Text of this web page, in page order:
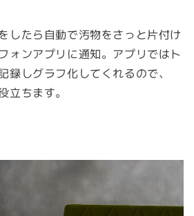
したら自動で汚物をさっと片付け
ォンアプリに通知。アプリではト
録しグラフ化してくれるので、
立ちます。